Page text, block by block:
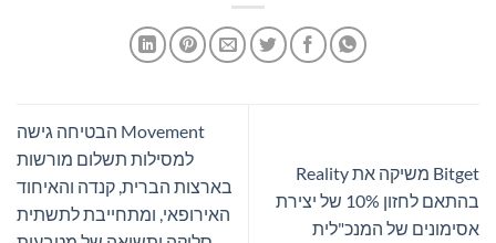
Bitget משיקה את Reality
בהתאם לחזון 10% של יצירת
אסימונים של המנכ"לית
Movement הבטיחה גישה
למסילות תשלום מורשות
בארצות הברית, קנדה והאיחוד
האירופאי, ומתחייבת לתשתית